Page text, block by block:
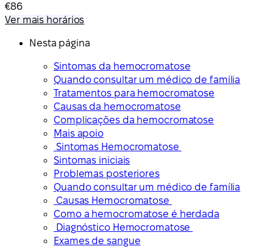
€86
Ver mais horários
Nesta página
Sintomas da hemocromatose
Quando consultar um médico de família
Tratamentos para hemocromatose
Causas da hemocromatose
Complicações da hemocromatose
Mais apoio
Sintomas Hemocromatose
Sintomas iniciais
Problemas posteriores
Quando consultar um médico de família
Causas Hemocromatose
Como a hemocromatose é herdada
Diagnóstico Hemocromatose
Exames de sangue